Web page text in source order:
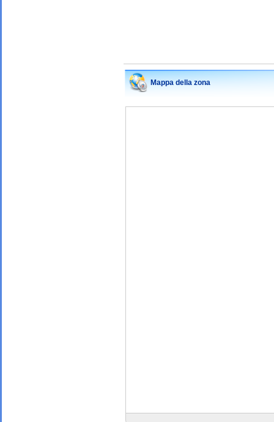
Mappa della zona